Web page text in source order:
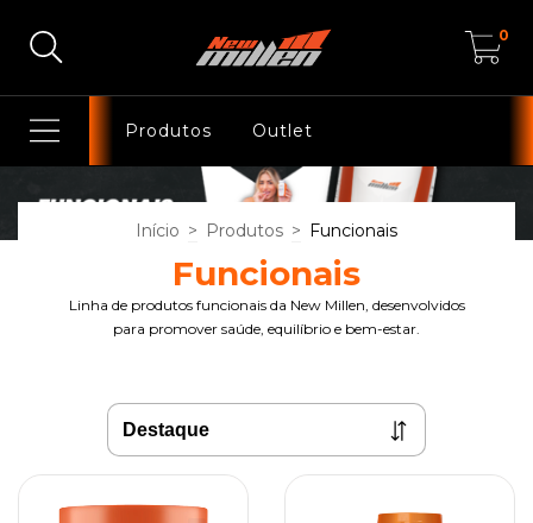
0
Produtos Outlet
Início > Produtos > Funcionais
Funcionais
Linha de produtos funcionais da New Millen, desenvolvidos
para promover saúde, equilíbrio e bem-estar.